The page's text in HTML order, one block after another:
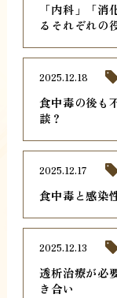
「内科」「
るそれぞれの
食中毒の後も
談？
2025.12.18
食中毒と感染
2025.12.17
透析治療が必
き合い
2025.12.13